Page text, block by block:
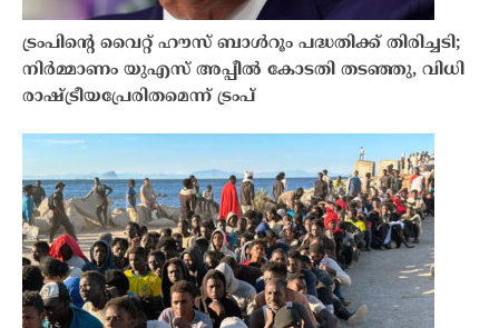
ട്രംപിൻ്റെ വൈറ്റ് ഹൗസ് ബാൾറൂം പദ്ധതിക്ക് തിരിച്ചടി;
നിർമ്മാണം യുഎസ് അപ്പീൽ കോടതി തടഞ്ഞു, വിധി
രാഷ്ട്രീയപ്രേരിതമെന്ന് ട്രംപ്